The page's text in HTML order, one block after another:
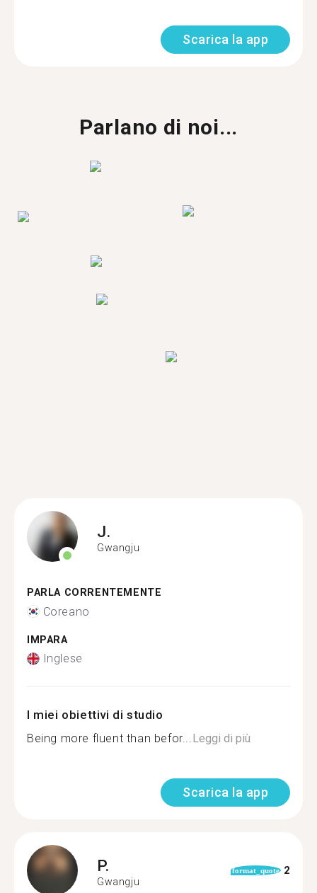
Scarica la app
Parlano di noi...
J.
Gwangju
PARLA CORRENTEMENTE
Coreano
IMPARA
Inglese
I miei obiettivi di studio
Being more fluent than befor...Leggi di più
Scarica la app
P.
Gwangju
format_quote 2